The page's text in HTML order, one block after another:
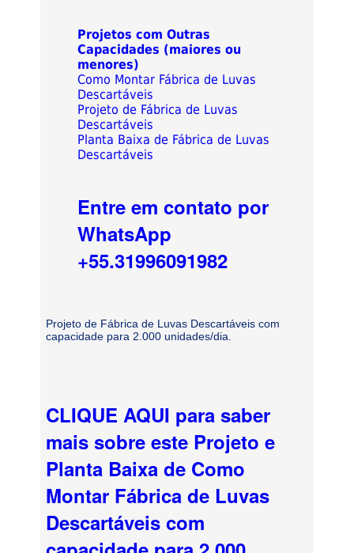
Projetos com Outras
Capacidades (maiores ou
menores)
Como Montar Fábrica de Luvas
Descartáveis
Projeto de Fábrica de Luvas
Descartáveis
Planta Baixa de Fábrica de Luvas
Descartáveis
Entre em contato por
WhatsApp
+55.31996091982
Projeto de Fábrica de Luvas Descartáveis com
capacidade para 2.000 unidades/dia.
CLIQUE AQUI para saber
mais sobre este Projeto e
Planta Baixa de Como
Montar Fábrica de Luvas
Descartáveis com